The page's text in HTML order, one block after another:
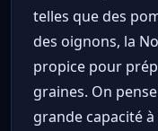
telles que des
des oignons, la
propice pour
graines. On
grande capacité